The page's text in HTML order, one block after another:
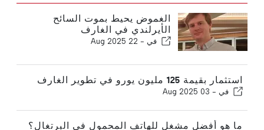
الغموض يحيط بموت السائح
الأيرلندي في الغارف
في - 22 Aug 2025
استثمار بقيمة 125 مليون يورو في تطوير الغارف
في - 03 Aug 2025
ما هو أفضل مشغل للهاتف المحمول في البرتغال؟